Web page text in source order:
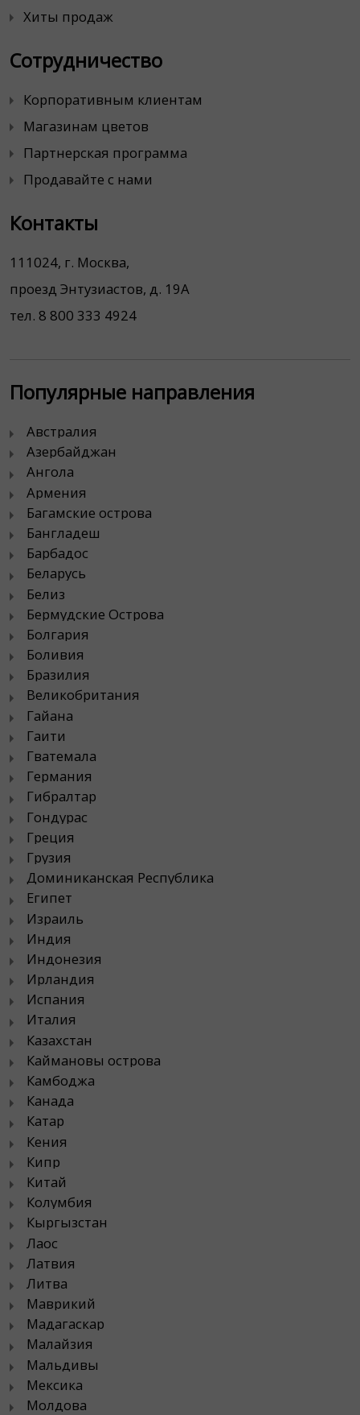
Хиты продаж
Сотрудничество
Корпоративным клиентам
Магазинам цветов
Партнерская программа
Продавайте с нами
Контакты
111024, г. Москва,
проезд Энтузиастов, д. 19А
тел. 8 800 333 4924
Популярные направления
Австралия
Азербайджан
Ангола
Армения
Багамские острова
Бангладеш
Барбадос
Беларусь
Белиз
Бермудские Острова
Болгария
Боливия
Бразилия
Великобритания
Гайана
Гаити
Гватемала
Германия
Гибралтар
Гондурас
Греция
Грузия
Доминиканская Республика
Египет
Израиль
Индия
Индонезия
Ирландия
Испания
Италия
Казахстан
Каймановы острова
Камбоджа
Канада
Катар
Кения
Кипр
Китай
Колумбия
Кыргызстан
Лаос
Латвия
Литва
Маврикий
Мадагаскар
Малайзия
Мальдивы
Мексика
Молдова